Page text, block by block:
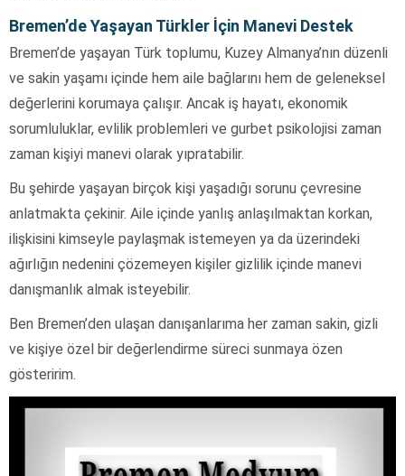
Bremen’de Yaşayan Türkler İçin Manevi Destek
Bremen’de yaşayan Türk toplumu, Kuzey Almanya’nın düzenli
ve sakin yaşamı içinde hem aile bağlarını hem de geleneksel
değerlerini korumaya çalışır. Ancak iş hayatı, ekonomik
sorumluluklar, evlilik problemleri ve gurbet psikolojisi zaman
zaman kişiyi manevi olarak yıpratabilir.
Bu şehirde yaşayan birçok kişi yaşadığı sorunu çevresine
anlatmakta çekinir. Aile içinde yanlış anlaşılmaktan korkan,
ilişkisini kimseyle paylaşmak istemeyen ya da üzerindeki
ağırlığın nedenini çözemeyen kişiler gizlilik içinde manevi
danışmanlık almak isteyebilir.
Ben Bremen’den ulaşan danışanlarıma her zaman sakin, gizli
ve kişiye özel bir değerlendirme süreci sunmaya özen
gösteririm.